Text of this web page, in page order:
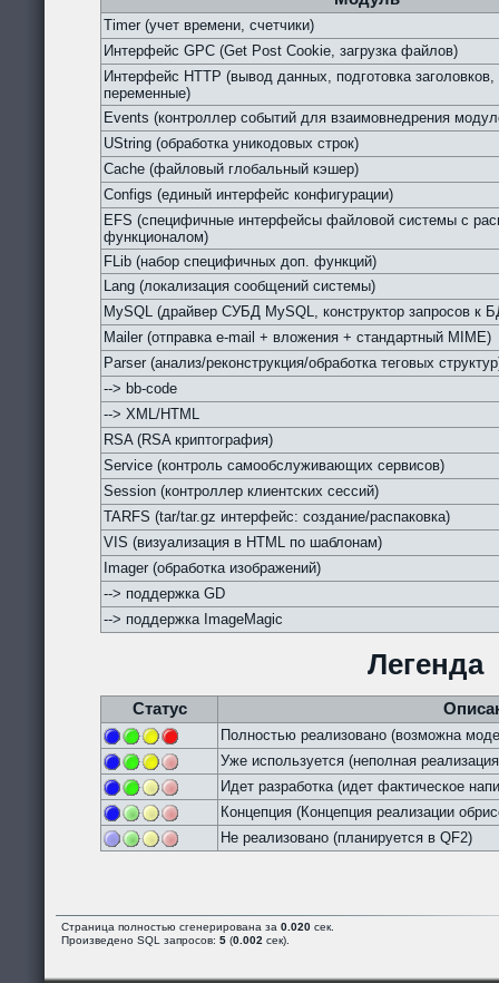
Timer (учет времени, счетчики)
Интерфейс GPC (Get Post Cookie, загрузка файлов)
Интерфейс HTTP (вывод данных, подготовка
переменные)
Events (контроллер событий для взаимовнедрения
UString (обработка уникодовых строк)
Cache (файловый глобальный кэшер)
Configs (единый интерфейс конфигурации)
EFS (специфичные интерфейсы файловой системы с
функционалом)
FLib (набор специфичных доп. функций)
Lang (локализация сообщений системы)
MySQL (драйвер СУБД MySQL, конструктор запросов к
Mailer (отправка e-mail + вложения + стандартный MIME)
Parser (анализ/реконструкция/обработка теговых
--> bb-code
--> XML/HTML
RSA (RSA криптография)
Service (контроль самообслуживающих сервисов)
Session (контроллер клиентских сессий)
TARFS (tar/tar.gz интерфейс: создание/распаковка)
VIS (визуализация в HTML по шаблонам)
Imager (обработка изображений)
--> поддержка GD
--> поддержка ImageMagic
Легенда
Статус
Полностью реализовано (возможна
Уже используется (неполная
Идет разработка (идет фактическое
Концепция (Концепция реализации
Не реализовано (планируется в QF2)
Страница полностью сгенерирована за 0.020 сек.
Произведено SQL запросов: 5 (0.002 сек).